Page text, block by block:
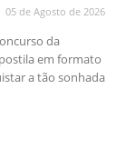
05 de Agosto de 2026
da
em formato
a tão sonhada